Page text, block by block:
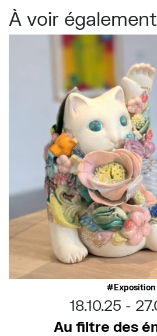
À voir également
Exposition
18.10.25
Au filtre des